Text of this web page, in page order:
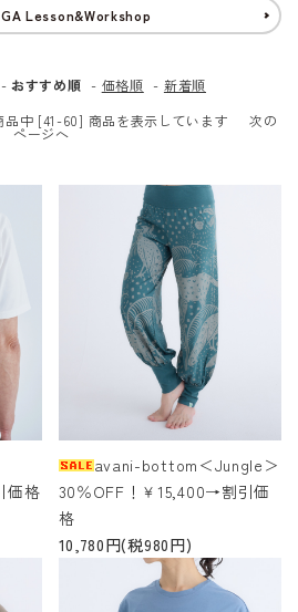
Lesson&Workshop
-おすすめ順 - 価格順 - 新着順
中 [41-60] 商品を表示しています 次の
ページへ
価格
avani-bottom＜Jungle＞
30％OFF！￥15,400→割引価
格
10,780円(税980円)